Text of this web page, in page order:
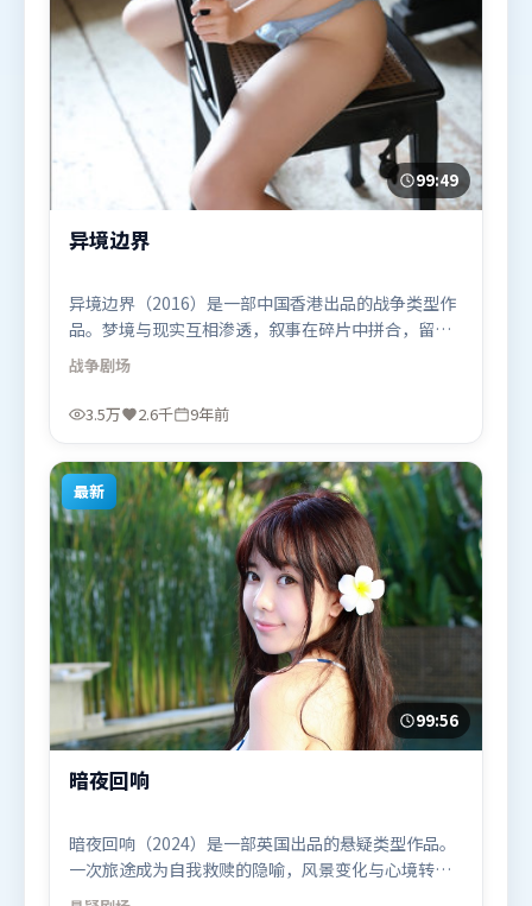
99:49
异境边界
异境边界（2016）是一部中国香港出品的战争类型作
品。梦境与现实互相渗透，叙事在碎片中拼合，留给
观众回味空间。视听风格统一而富有实验感，配乐与
画面情绪贴合。由史蒂文·斯皮尔伯格执导，堺雅
人、马东锡、艾米莉·布朗特，长泽雅美、汤唯等联
地区首映上线，适合喜欢战争题材的观众观看。
战争剧场
3.5万 2.6千 9年前
最新
99:56
暗夜回响
暗夜回响（2024）是一部英国出品的悬疑类型作品。
一次旅途成为自我救赎的隐喻，风景变化与心境转折
彼此呼应。视听风格统一而富有实验感，配乐与画面